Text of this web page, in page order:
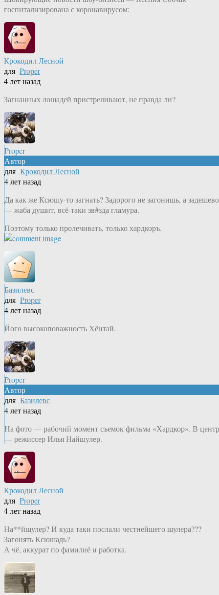
госпитализирована с коронавирусом:
Крокодил Лесной
для Proper
4 лет назад
Загнанных лошадей пристреливают, не правда ли?
Proper
Автор
для Крокодил Лесной
4 лет назад
Да как же Ксюшу-то загнать? Задорого не загонишь, а задешево
— жаба душит, всё-таки зв#зда гламура.
Поэтому только пролечивать, только хардкоръ.
Базилевс
для Proper
4 лет назад
Його высокоповажность Хёнтай.
Proper
Автор
для Базилевс
4 лет назад
На фото — рабочий момент съемок фильма «Хардкор». В
— режиссер Илья Найшулер.
Крокодил Лесной
для Proper
4 лет назад
На**йшулер? И куда таки послали честнейшего шулера???
Загонять Ксюшадь?
А чё, аккурат по фамилиё и работка.